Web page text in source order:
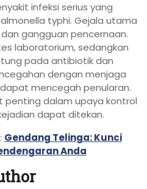
infeksi serius yang
typhi. Gejala utama
gangguan pencernaan.
laboratorium, sedangkan
pada antibiotik dan
dengan menjaga
mencegah penularan.
penting dalam upaya kontrol
dapat ditekan.
Gendang Telinga: Kunci
Anda